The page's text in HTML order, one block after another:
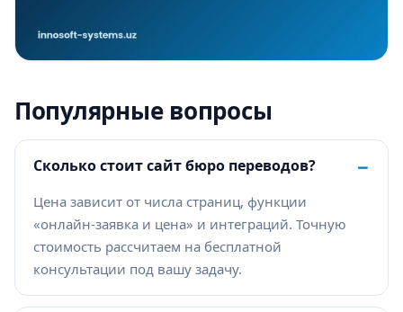
Популярные вопросы
Сколько стоит сайт бюро переводов? −
Цена зависит от числа страниц, функции
«онлайн-заявка и цена» и интеграций. Точную
стоимость рассчитаем на бесплатной
консультации под вашу задачу.